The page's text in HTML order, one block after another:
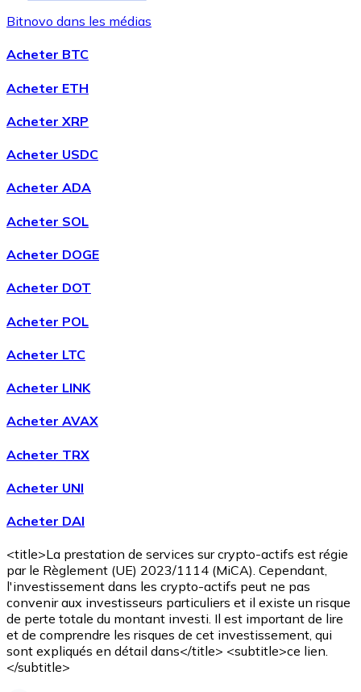
Acheter Chainlink
LINK
carte
AcheterAvalancheavec virement bancaireavec carte
AVAX
Bitnovo dans les médias
Acheter BTC
Acheter ETH
Acheter XRP
Acheter USDC
Acheter ADA
Acheter SOL
Acheter DOGE
Acheter DOT
Acheter POL
Acheter LTC
Acheter LINK
Acheter AVAX
Acheter TRX
Acheter UNI
Acheter DAI
<title>La prestation de services sur crypto-actifs est régie
par le Règlement (UE) 2023/1114 (MiCA). Cependant,
l'investissement dans les crypto-actifs peut ne pas
convenir aux investisseurs particuliers et il existe un risque
de perte totale du montant investi. Il est important de lire
et de comprendre les risques de cet investissement, qui
sont expliqués en détail dans</title> <subtitle>ce lien.
</subtitle>